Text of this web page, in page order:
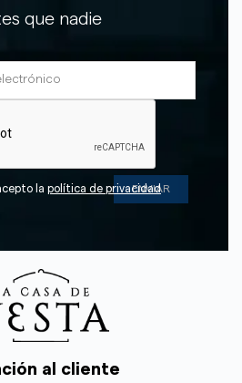
que nadie
la política de privacidad
al cliente